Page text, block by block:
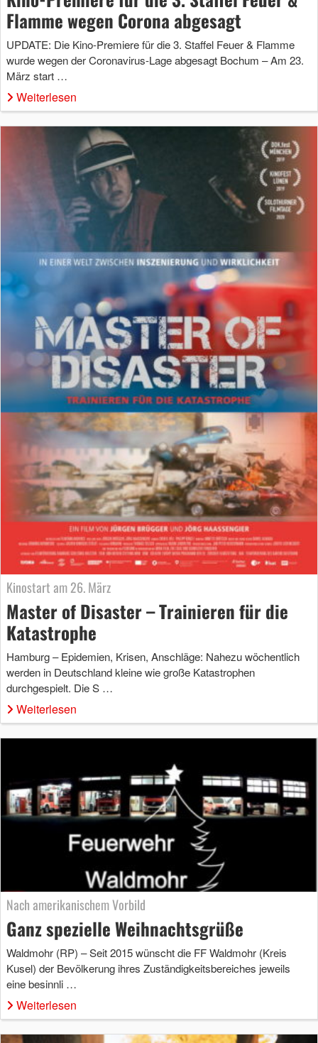
Flamme wegen Corona abgesagt
UPDATE: Die Kino-Premiere für die 3. Staffel Feuer & Flamme
wurde wegen der Coronavirus-Lage abgesagt Bochum – Am 23.
März start …
Weiterlesen
Kinostart am 26. März
Master of Disaster – Trainieren für die
Katastrophe
Hamburg – Epidemien, Krisen, Anschläge: Nahezu wöchentlich
werden in Deutschland kleine wie große Katastrophen
durchgespielt. Die S …
Weiterlesen
Nach amerikanischem Vorbild
Ganz spezielle Weihnachtsgrüße
Waldmohr (RP) – Seit 2015 wünscht die FF Waldmohr (Kreis
Kusel) der Bevölkerung ihres Zuständigkeitsbereiches jeweils
eine besinnli …
Weiterlesen